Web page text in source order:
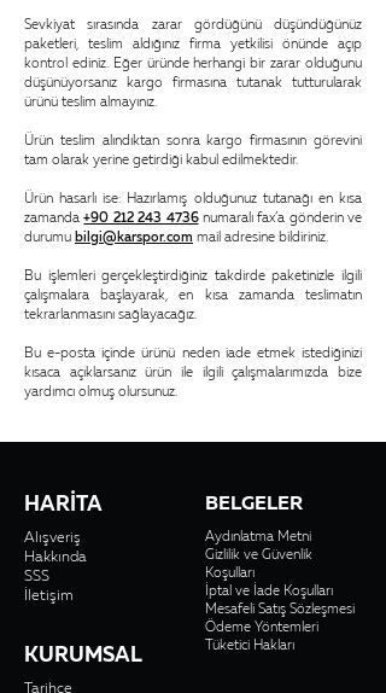
Sevkiyat sırasında zarar gördüğünü düşündüğünüz
paketleri, teslim aldığınız firma yetkilisi önünde açıp
kontrol ediniz. Eğer üründe herhangi bir zarar olduğunu
düşünüyorsanız kargo firmasına tutanak tutturularak
ürünü teslim almayınız.
Ürün teslim alındıktan sonra kargo firmasının görevini
tam olarak yerine getirdiği kabul edilmektedir.
Ürün hasarlı ise: Hazırlamış olduğunuz tutanağı en kısa
zamanda+90 212 243 4736numaralı fax’a gönderin ve
durumu bilgi@karspor.com mail adresine bildiriniz.
Bu işlemleri gerçekleştirdiğiniz takdirde paketinizle ilgili
çalışmalara başlayarak, en kısa zamanda teslimatın
tekrarlanmasını sağlayacağız.
Bu e-posta içinde ürünü neden iade etmek istediğinizi
kısaca açıklarsanız ürün ile ilgili çalışmalarımızda bize
yardımcı olmuş olursunuz.
HARİTA
Alışveriş
Hakkında
SSS
İletişim
KURUMSAL
BELGELER
Aydınlatma Metni
Gizlilik ve Güvenlik
Koşulları
İptal ve İade Koşulları
Mesafeli Satış Sözleşmesi
Ödeme Yöntemleri
Tüketici Hakları
Tarihçe